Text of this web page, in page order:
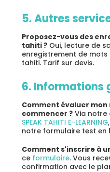
5. Autres
Proposez-vous des
tahiti ?Oui, lecture de
enregistrement de mots
tahiti. Tarif sur devis.
6. Informations
Comment évaluer
commencer ?Via notre
SPEAK TAHITI E-LEARNING
notre formulaire test en
Comment s'inscrire à
ce formulaire. Vous
confirmation avec le